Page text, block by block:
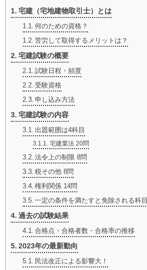
宅建（宅地建物取引士）とは
何のための資格？
苦労して取得するメリットは？
宅建試験の概要
試験日程・頻度
受験資格
申し込み方法
宅建試験の内容
出題範囲は4科目
宅建業法 20問
法令上の制限 8問
税その他 8問
権利関係 14問
一定の条件を満たすと免除される科目
過去の試験結果
合格点・合格者数・合格率の推移
2023年の最新動向
民法改正による影響大！